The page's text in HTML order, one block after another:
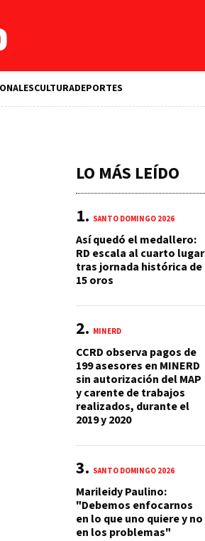
CULTURADEPORTES
LO MÁS LEÍDO
SANTO DOMINGO 2026
Así quedó el medallero:
RD escala al cuarto lugar
tras jornada histórica de
15 oros
MINERD
CCRD observa pagos de
199 asesores en MINERD
sin autorización del MAP
y carente de trabajos
realizados, durante el
2019 y 2020
SANTO DOMINGO 2026
Marileidy Paulino:
"Debemos enfocarnos
en lo que uno quiere y no
en los problemas"